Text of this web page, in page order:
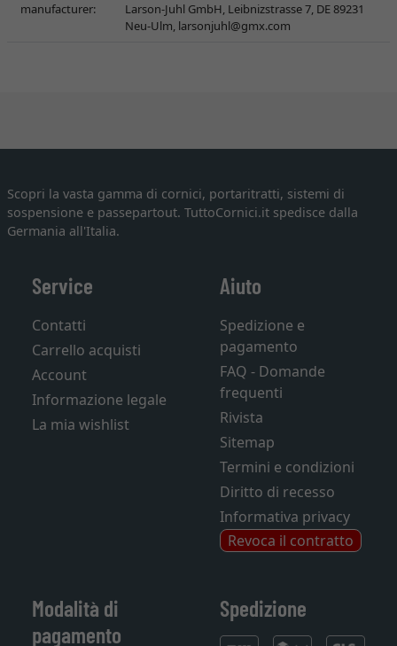
manufacturer:
Larson-Juhl GmbH, Leibnizstrasse 7, DE 89231
Neu-Ulm, larsonjuhl@gmx.com
Scopri la vasta gamma di cornici, portaritratti, sistemi di
sospensione e passepartout. TuttoCornici.it spedisce dalla
Germania all'Italia.
Service
Contatti
Carrello acquisti
Account
Informazione legale
La mia wishlist
Aiuto
Spedizione e
pagamento
FAQ - Domande
frequenti
Rivista
Sitemap
Termini e condizioni
Diritto di recesso
Informativa privacy
Revoca il contratto
Modalità di
pagamento
Spedizione